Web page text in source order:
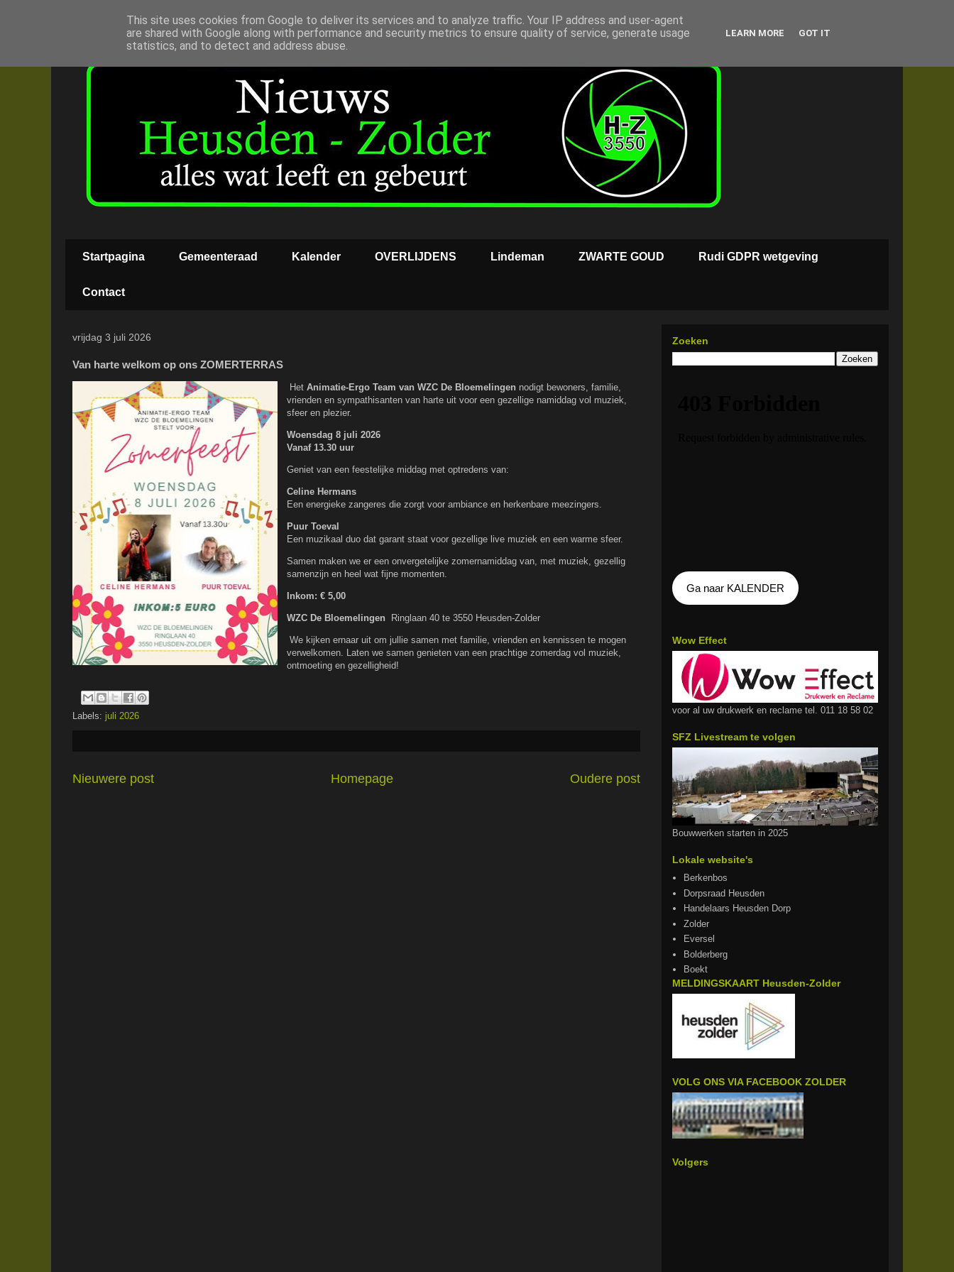
Startpagina Gemeenteraad Kalender OVERLIJDENS Lindeman ZWARTE GOUD Rudi GDPR wetgeving
Contact
vrijdag 3 juli 2026
Van harte welkom op ons ZOMERTERRAS
Het Animatie-Ergo Team van WZC De Bloemelingen nodigt bewoners, familie,
vrienden en sympathisanten van harte uit voor een gezellige namiddag vol muziek,
sfeer en plezier.
Woensdag 8 juli 2026
Vanaf 13.30 uur
Geniet van een feestelijke middag met optredens van:
Celine Hermans
Een energieke zangeres die zorgt voor ambiance en herkenbare meezingers.
Puur Toeval
Een muzikaal duo dat garant staat voor gezellige live muziek en een warme sfeer.
Samen maken we er een onvergetelijke zomernamiddag van, met muziek, gezellig
samenzijn en heel wat fijne momenten.
Inkom: € 5,00
WZC De Bloemelingen Ringlaan 40 te 3550 Heusden-Zolder
We kijken ernaar uit om jullie samen met familie, vrienden en kennissen te mogen
verwelkomen. Laten we samen genieten van een prachtige zomerdag vol muziek,
ontmoeting en gezelligheid!
Labels: juli 2026
Nieuwere post Oudere post
Homepage
Zoeken
Ga naar KALENDER
Wow Effect
voor al uw drukwerk en reclame tel. 011 18 58 02
SFZ Livestream te volgen
Bouwwerken starten in 2025
Lokale website's
Berkenbos
Dorpsraad Heusden
Handelaars Heusden Dorp
Zolder
Eversel
Bolderberg
Boekt
MELDINGSKAART Heusden-Zolder
VOLG ONS VIA FACEBOOK ZOLDER
Volgers
This site uses cookies from Google to deliver its services and to analyze traffic. Your IP address and user-agent
are shared with Google along with performance and security metrics to ensure quality of service, generate usage
statistics, and to detect and address abuse.
LEARN MORE GOT IT